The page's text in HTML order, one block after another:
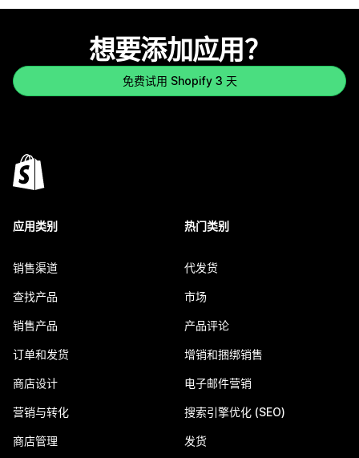
想要添加应用？
免费试用 Shopify 3 天
应用类别
销售渠道
查找产品
销售产品
订单和发货
商店设计
营销与转化
商店管理
热门类别
代发货
市场
产品评论
增销和捆绑销售
电子邮件营销
搜索引擎优化 (SEO)
发货